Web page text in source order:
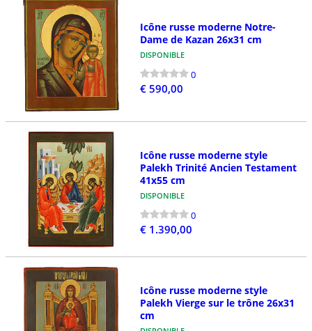
Icône russe moderne Notre-
Dame de Kazan 26x31 cm
DISPONIBLE
0
€ 590,00
Icône russe moderne style
Palekh Trinité Ancien Testament
41x55 cm
DISPONIBLE
0
€ 1.390,00
Icône russe moderne style
Palekh Vierge sur le trône 26x31
cm